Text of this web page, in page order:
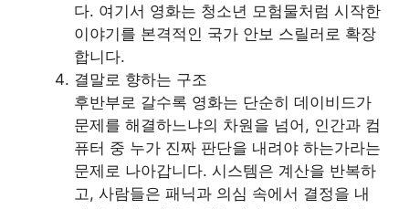
다. 여기서 영화는 청소년 모험물처럼 시작한
이야기를 본격적인 국가 안보 스릴러로 확장
합니다.
결말로 향하는 구조
후반부로 갈수록 영화는 단순히 데이비드가
문제를 해결하느냐의 차원을 넘어, 인간과 컴
퓨터 중 누가 진짜 판단을 내려야 하는가라는
문제로 나아갑니다. 시스템은 계산을 반복하
고, 사람들은 패닉과 의심 속에서 결정을 내